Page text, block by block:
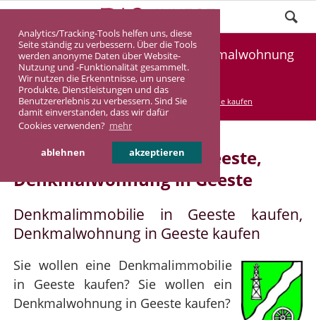
Analytics/Tracking-Tools helfen uns, diese
Seite ständig zu verbessern. Über die Tools
werden anonyme Daten über Website-
Nutzung und -Funktionalität gesammelt.
Wir nutzen die Erkenntnisse, um unsere
Produkte, Dienstleistungen und das
Benutzererlebnis zu verbessern. Sind Sie
damit einverstanden, dass wir dafür
Cookies verwenden? mehr
ablehnen akzeptieren
Denkmalimmobilie Geeste, Denkmalwohnung
Geeste
DASINVEST Service Denkmalimmobilie kaufen
Denkmalimmobilie in Geeste,
Denkmalwohnung in Geeste
Denkmalimmobilie in Geeste kaufen,
Denkmalwohnung in Geeste kaufen
Sie wollen eine Denkmalimmobilie
in Geeste kaufen? Sie wollen ein
Denkmalwohnung in Geeste kaufen?